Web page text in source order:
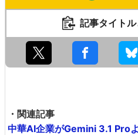
記事タイト
・関連記事
中華AI企業がGemini 3.1 Pro